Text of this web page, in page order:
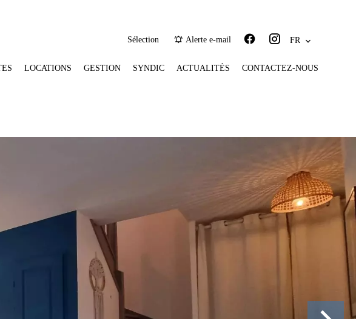
Sélection Alerte e-mail FR
LOCATIONS GESTION SYNDIC ACTUALITÉS CONTACTEZ-NOUS